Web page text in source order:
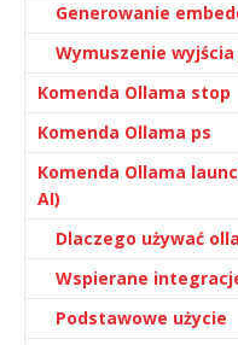
Generowanie
Wymuszenie
Komenda Ollama stop
Komenda Ollama ps
Komenda Ollama
AI)
Dlaczego używać
Wspierane
Podstawowe użycie